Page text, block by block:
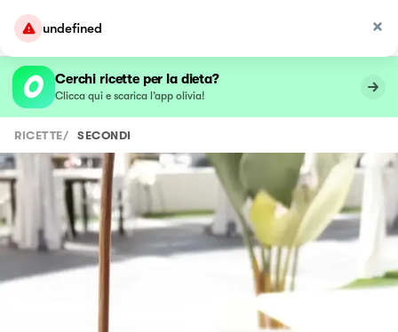
undefined
Cerchi ricette per la dieta?
Clicca qui e scarica l’app olivia!
RICETTE/ SECONDI